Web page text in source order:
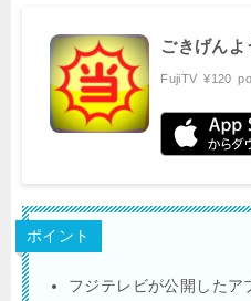
ごきげんよ
FujiTV ¥120
ポイント
フジテレビが公開したア